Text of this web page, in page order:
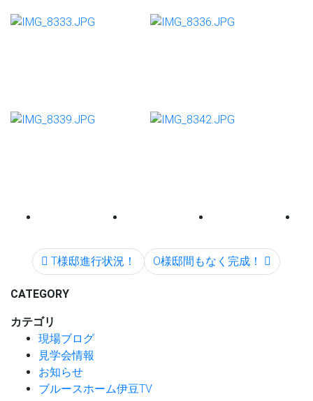
T様邸進行状況！ O様邸間もなく完成！
CATEGORY
カテゴリ
現場ブログ
見学会情報
お知らせ
ブルースホーム伊豆TV